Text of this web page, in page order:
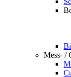
Mess- /